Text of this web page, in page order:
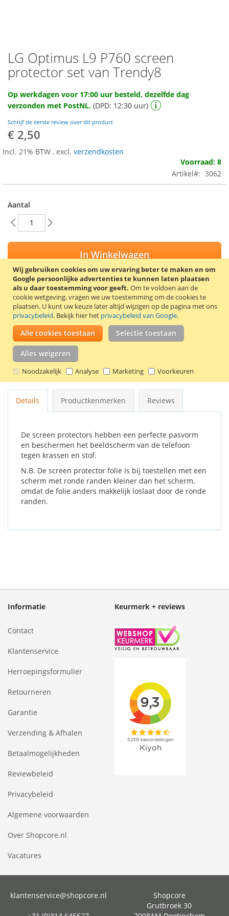
Wij gebruiken cookies om uw ervaring beter te maken en om
Google persoonlijke advertenties te kunnen laten plaatsen
als u daar toestemming voor geeft. Om te voldoen aan de
cookie wetgeving, vragen we uw toestemming om de cookies te
plaatsen. U kunt uw keuze later altijd wijzigen op de pagina met ons
privacybeleid. Bekijk hier het privacybeleid van Google.
Alle cookies toestaan Selectie toestaan
Alles weigeren
Noodzakelijk Analyse Marketing Voorkeuren
Ga
naar
het
van
de
gallerij
LG Optimus L9 P760 screen
protector set van Trendy8
Op werkdagen voor 17:00 uur besteld, dezelfde dag
verzonden met PostNL. (DPD: 12:30 uur)
Schrijf de eerste review over dit product
€ 2,50
Incl. 21% BTW , excl. verzendkosten
Voorraad: 8
Artikel
3062
Aantal
In Winkelwagen
VOEG TOE AAN VERLANGLIJST
TOEVOEGEN OM TE VERGELIJKEN
Trendy8 screen protector set voor de LG Optimus L9 P760. De
set bevat 2 screen protectors, een schoonmaakdoekje en een
kaartje om luchtbellen onder de screen protector te
verwijderen.
Details Productkenmerken Reviews
De screen protectors hebben een perfecte pasvorm
en beschermen het beeldscherm van de telefoon
tegen krassen en stof.
N.B. De screen protector folie is bij toestellen met een
scherm met ronde randen kleiner dan het scherm,
omdat de folie anders makkelijk loslaat door de ronde
randen.
Informatie
Contact
Klantenservice
Herroepingsformulier
Retourneren
Garantie
Verzending & Afhalen
Betaalmogelijkheden
Reviewbeleid
Privacybeleid
Algemene voorwaarden
Over Shopcore.nl
Vacatures
Keurmerk + reviews
klantenservice@shopcore.nl
Shopcore
Grutbroek 30